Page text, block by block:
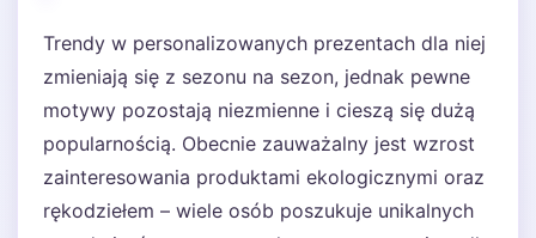
Trendy w personalizowanych prezentach dla niej
zmieniają się z sezonu na sezon, jednak pewne
motywy pozostają niezmienne i cieszą się dużą
popularnością. Obecnie zauważalny jest wzrost
zainteresowania produktami ekologicznymi oraz
rękodziełem – wiele osób poszukuje unikalnych